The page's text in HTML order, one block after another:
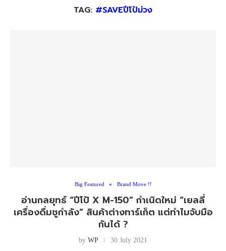
TAG: #SAVEปีโป้ม่วง
Big Featured Brand Move !!
อ่านกลยุทธ์ “ปีโป้ X M-150” กำเนิดใหม่ “เยลลี่
เครื่องดื่มชูกำลัง” สินค้าต่างทาร์เก็ต แต่ทำไมจับมือ
กันได้ ?
by WP 30 July 2021